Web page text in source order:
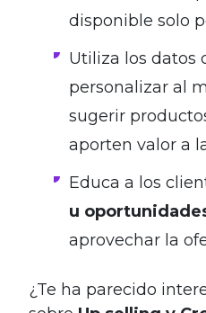
disponible solo
Utiliza los datos
personalizar al
sugerir
aporten valor a
Educa a los
u
aprovechar la
¿Te ha parecido